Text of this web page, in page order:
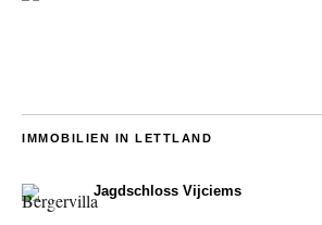
IMMOBILIEN IN LETTLAND
Jagdschloss Vijciems